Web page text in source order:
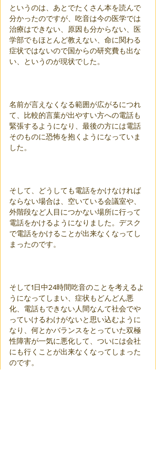
というのは、あとでたくさん本を読んで
分かったのですが、吃音は今の医学では
治療はできない、原因も分からない、医
学部でもほとんど教えない、命に関わる
症状ではないので国からの研究費も出な
い、というのが現状でした。
名前が言えなくなる範囲が広がるにつれ
て、比較的言葉が出やすい方への電話も
緊張するようになり、最後の方には電話
そのものに恐怖を抱くようになっていま
した。
そして、どうしても電話をかけなければ
ならない場合は、空いている会議室や、
外階段など人目につかない場所に行って
電話をかけるようになりました。デスク
で電話をかけることが出来なくなってし
まったのです。
そして1日中24時間吃音のことを考えるよ
うになってしまい、症状もどんどん悪
化、電話もできない人間なんて社会でや
っていけるわけがないと思い込むように
なり、何とかバランスをとっていた双極
性障害が一気に悪化して、ついには会社
にも行くことが出来なくなってしまった
のです。